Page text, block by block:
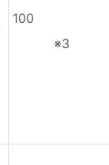
100
※3